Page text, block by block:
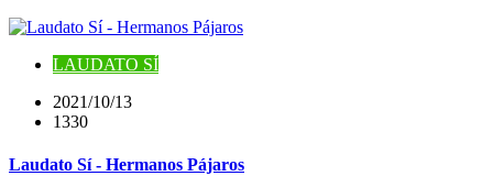
LAUDATO SÍ
2021/10/13
1330
Laudato Sí - Hermanos Pájaros